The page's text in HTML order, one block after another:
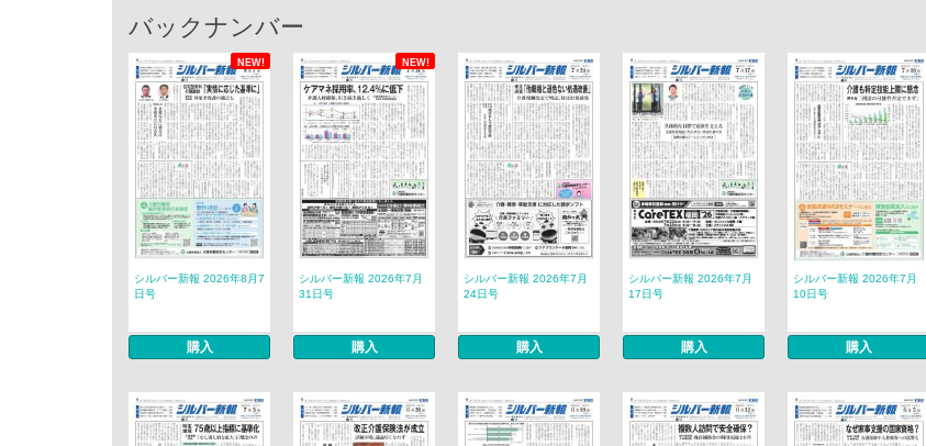
バックナンバー
NEW! NEW!
シルバー新報 2026年8月7
日号
購入
シルバー新報 2026年7月
31日号
購入
シルバー新報 2026年7月
24日号
購入
シルバー新報 2026年7月
17日号
購入
シルバー新報 2026年7月
10日号
購入